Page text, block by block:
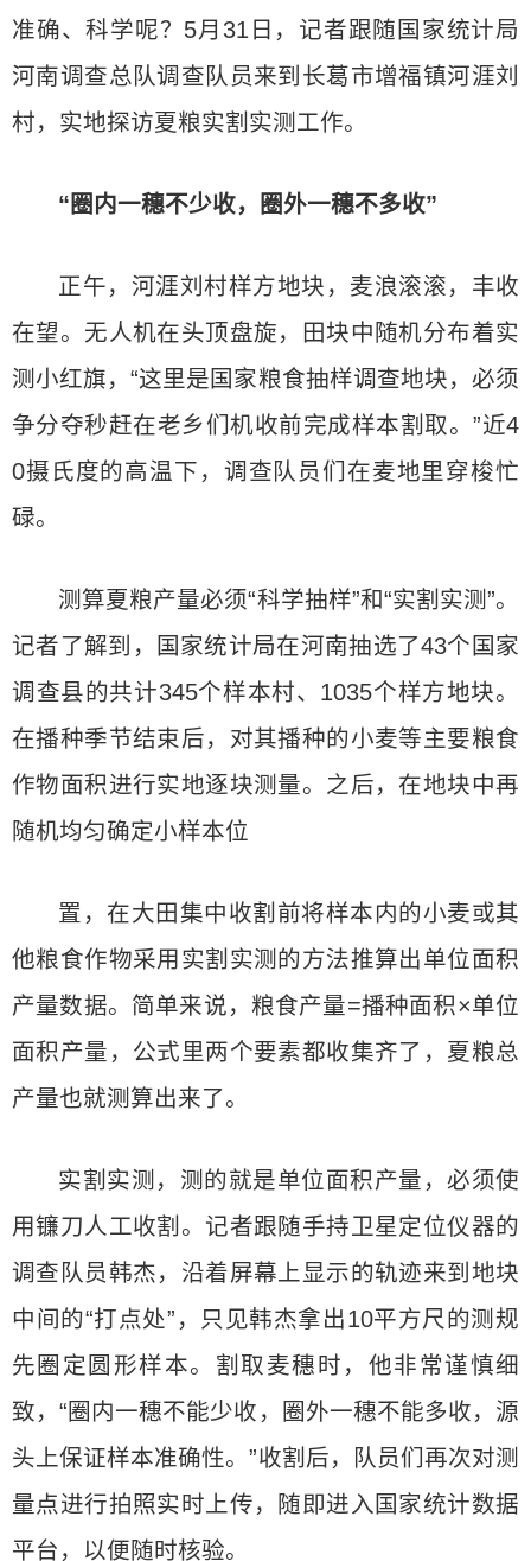
准确、科学呢？5月31日，记者跟随国家统计局
河南调查总队调查队员来到长葛市增福镇河涯刘
村，实地探访夏粮实割实测工作。
“圈内一穗不少收，圈外一穗不多收”
正午，河涯刘村样方地块，麦浪滚滚，丰收
在望。无人机在头顶盘旋，田块中随机分布着实
测小红旗，“这里是国家粮食抽样调查地块，必须
争分夺秒赶在老乡们机收前完成样本割取。”近4
0摄氏度的高温下，调查队员们在麦地里穿梭忙
碌。
测算夏粮产量必须“科学抽样”和“实割实测”。
记者了解到，国家统计局在河南抽选了43个国家
调查县的共计345个样本村、1035个样方地块。
在播种季节结束后，对其播种的小麦等主要粮食
作物面积进行实地逐块测量。之后，在地块中再
随机均匀确定小样本位
置，在大田集中收割前将样本内的小麦或其
他粮食作物采用实割实测的方法推算出单位面积
产量数据。简单来说，粮食产量=播种面积×单位
面积产量，公式里两个要素都收集齐了，夏粮总
产量也就测算出来了。
实割实测，测的就是单位面积产量，必须使
用镰刀人工收割。记者跟随手持卫星定位仪器的
调查队员韩杰，沿着屏幕上显示的轨迹来到地块
中间的“打点处”，只见韩杰拿出10平方尺的测规
先圈定圆形样本。割取麦穗时，他非常谨慎细
致，“圈内一穗不能少收，圈外一穗不能多收，源
头上保证样本准确性。”收割后，队员们再次对测
量点进行拍照实时上传，随即进入国家统计数据
平台，以便随时核验。